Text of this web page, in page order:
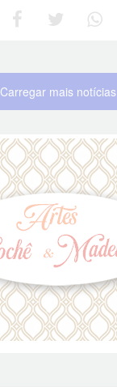
Carregar mais notícias